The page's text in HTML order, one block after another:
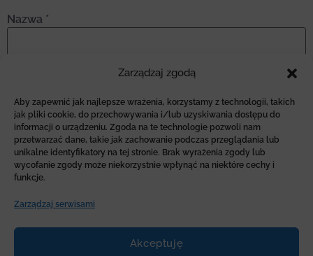
Zarządzaj zgodą
Aby zapewnić jak najlepsze wrażenia, korzystamy z technologii, takich
jak pliki cookie, do przechowywania i/lub uzyskiwania dostępu do
informacji o urządzeniu. Zgoda na te technologie pozwoli nam
przetwarzać dane, takie jak zachowanie podczas przeglądania lub
unikalne identyfikatory na tej stronie. Brak wyrażenia zgody lub
wycofanie zgody może niekorzystnie wpłynąć na niektóre cechy i
funkcje.
Zarządzaj serwisami
Akceptuję
Nazwa *
Witryna internetowa